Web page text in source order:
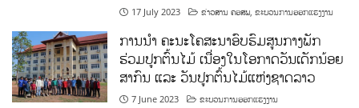
ການນໍາ ຄະນະໂຄສະນາອົບຮົມສູນກາງພັກ
ຮ່ວມປູກຕົ້ນໄມ້ ເນື່ອງໃນໂອກາດວັນເດັກນ້ອຍ
ສາກົນ ແລະ ວັນປູກຕົ້ນໄມ້ແຫ່ງຊາດລາວ
7 June 2023 ຂະບວນການອອກແຮງງານ